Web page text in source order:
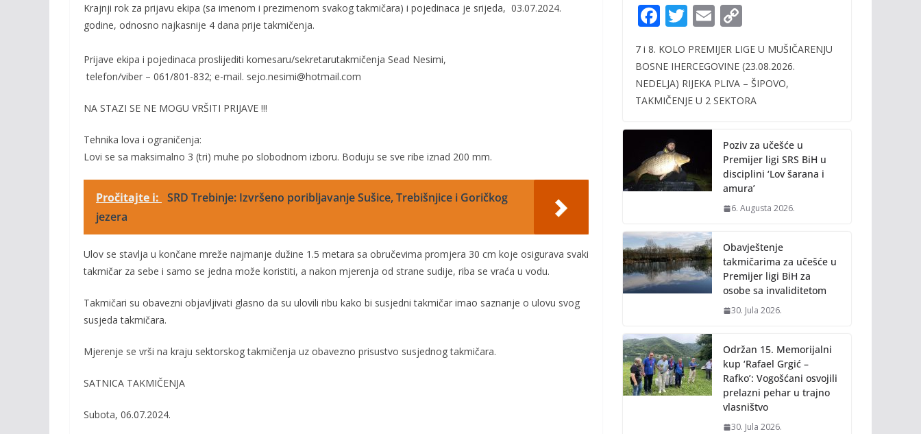
Krajnji rok za prijavu ekipa (sa imenom i prezimenom svakog takmičara) i pojedinaca je srijeda, 03.07.2024.
godine, odnosno najkasnije 4 dana prije takmičenja.
Prijave ekipa i pojedinaca proslijediti komesaru/sekretarutakmičenja Sead Nesimi,
telefon/viber – 061/801-832; e-mail. sejo.nesimi@hotmail.com
NA STAZI SE NE MOGU VRŠITI PRIJAVE !!!
Tehnika lova i ograničenja:
Lovi se sa maksimalno 3 (tri) muhe po slobodnom izboru. Boduju se sve ribe iznad 200 mm.
Pročitajte i: SRD Trebinje: Izvršeno poribljavanje Sušice, Trebišnjice i Goričkog
jezera
Ulov se stavlja u končane mreže najmanje dužine 1.5 metara sa obručevima promjera 30 cm koje osigurava svaki
takmičar za sebe i samo se jedna može koristiti, a nakon mjerenja od strane sudije, riba se vraća u vodu.
Takmičari su obavezni objavljivati glasno da su ulovili ribu kako bi susjedni takmičar imao saznanje o ulovu svog
susjeda takmičara.
Mjerenje se vrši na kraju sektorskog takmičenja uz obavezno prisustvo susjednog takmičara.
SATNICA TAKMIČENJA
Subota, 06.07.2024.
F
e
b
o
o
k
T
itt
er
E
ai
l
p
y
Li
k
7 i 8. KOLO PREMIJER LIGE U MUŠIČARENJU
BOSNE IHERCEGOVINE (23.08.2026.
NEDELJA) RIJEKA PLIVA – ŠIPOVO,
TAKMIČENJE U 2 SEKTORA
Poziv za učešće u
Premijer ligi SRS BiH u
disciplini ‘Lov šarana i
amura’
6. Augusta 2026.
Obavještenje
takmičarima za učešće u
Premijer ligi BiH za
osobe sa invaliditetom
30. Jula 2026.
Održan 15. Memorijalni
kup ‘Rafael Grgić –
Rafko’: Vogošćani osvojili
prelazni pehar u trajno
vlasništvo
30. Jula 2026.